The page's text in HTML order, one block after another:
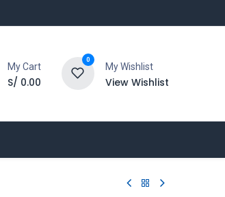
My Cart
S/ 0.00
0
My Wishlist
View Wishlist